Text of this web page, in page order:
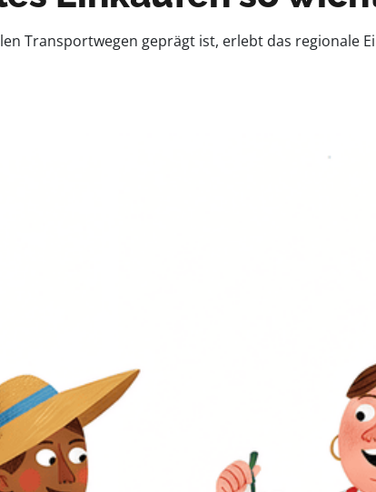
Transportwegen geprägt ist, erlebt das regionale